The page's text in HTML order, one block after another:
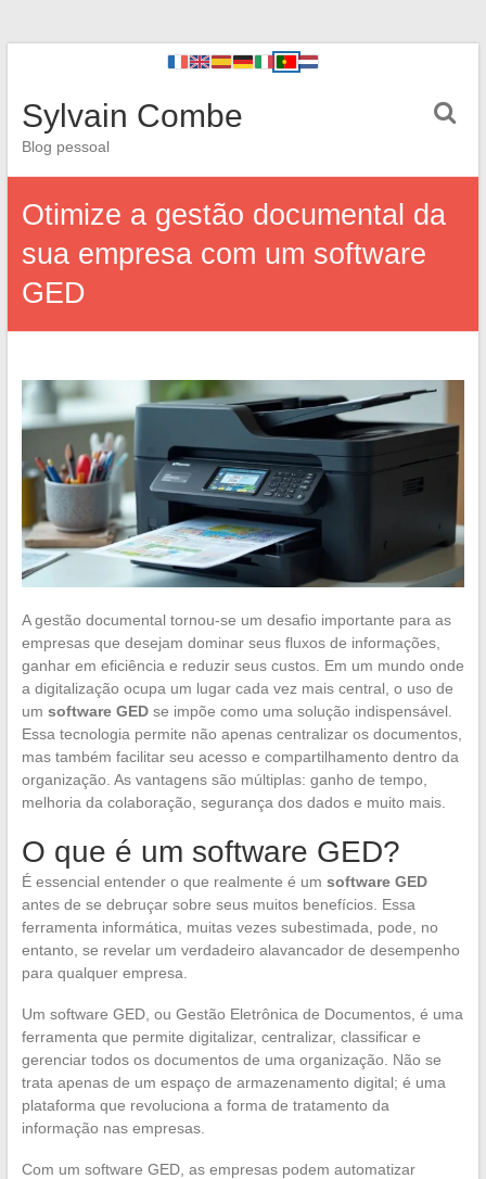
Sylvain Combe
Blog pessoal
Otimize a gestão documental da
sua empresa com um software
GED
A gestão documental tornou-se um desafio importante para as
empresas que desejam dominar seus fluxos de informações,
ganhar em eficiência e reduzir seus custos. Em um mundo onde
a digitalização ocupa um lugar cada vez mais central, o uso de
um software GEDse impõe como uma solução indispensável.
Essa tecnologia permite não apenas centralizar os documentos,
mas também facilitar seu acesso e compartilhamento dentro da
organização. As vantagens são múltiplas: ganho de tempo,
melhoria da colaboração, segurança dos dados e muito mais.
O que é um software GED?
É essencial entender o que realmente é um software GED
antes de se debruçar sobre seus muitos benefícios. Essa
ferramenta informática, muitas vezes subestimada, pode, no
entanto, se revelar um verdadeiro alavancador de desempenho
para qualquer empresa.
Um software GED, ou Gestão Eletrônica de Documentos, é uma
ferramenta que permite digitalizar, centralizar, classificar e
gerenciar todos os documentos de uma organização. Não se
trata apenas de um espaço de armazenamento digital; é uma
plataforma que revoluciona a forma de tratamento da
informação nas empresas.
Com um software GED, as empresas podem automatizar